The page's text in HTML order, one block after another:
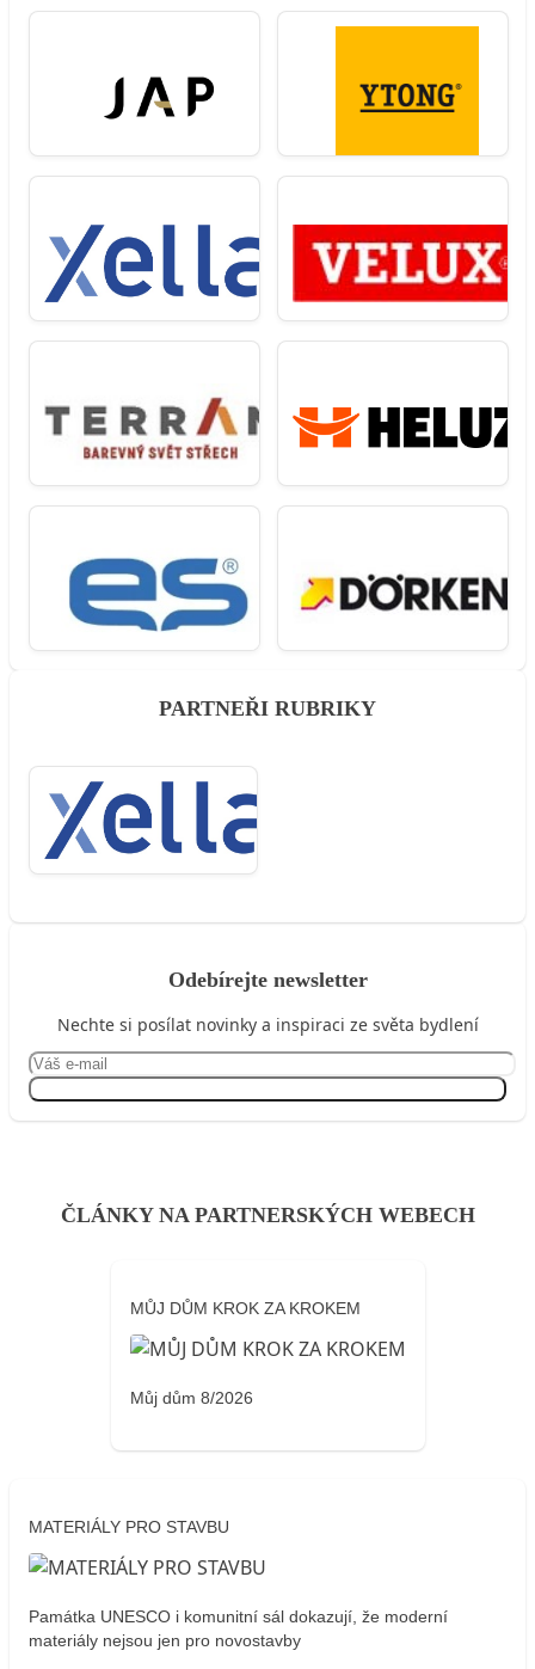
PARTNEŘI RUBRIKY
Odebírejte newsletter
Nechte si posílat novinky a inspiraci ze světa bydlení
ČLÁNKY NA PARTNERSKÝCH WEBECH
MŮJ DŮM KROK ZA KROKEM
Můj dům 8/2026
MATERIÁLY PRO STAVBU
Památka UNESCO i komunitní sál dokazují, že moderní
materiály nejsou jen pro novostavby